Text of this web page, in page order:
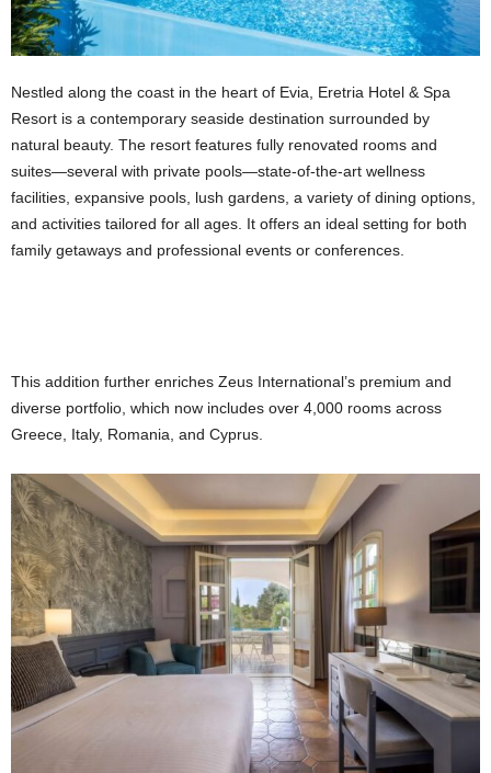
Nestled along the coast in the heart of Evia, Eretria Hotel & Spa
Resort is a contemporary seaside destination surrounded by
natural beauty. The resort features fully renovated rooms and
suites—several with private pools—state-of-the-art wellness
facilities, expansive pools, lush gardens, a variety of dining options,
and activities tailored for all ages. It offers an ideal setting for both
family getaways and professional events or conferences.
This addition further enriches Zeus International’s premium and
diverse portfolio, which now includes over 4,000 rooms across
Greece, Italy, Romania, and Cyprus.